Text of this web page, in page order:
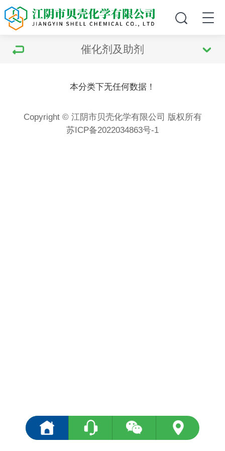
催化剂及助剂
本分类下无任何数据！
Copyright © 江阴市贝壳化学有限公司 版权所有
苏ICP备2022034863号-1